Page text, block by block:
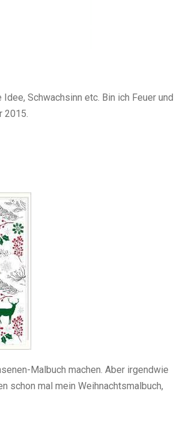
Schwachsinn etc. Bin ich Feuer und
2015.
Malbuch machen. Aber irgendwie
schon mal mein Weihnachtsmalbuch,